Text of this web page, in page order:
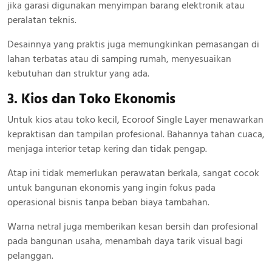
jika garasi digunakan menyimpan barang elektronik atau
peralatan teknis.
Desainnya yang praktis juga memungkinkan pemasangan di
lahan terbatas atau di samping rumah, menyesuaikan
kebutuhan dan struktur yang ada.
3. Kios dan Toko Ekonomis
Untuk kios atau toko kecil, Ecoroof Single Layer menawarkan
kepraktisan dan tampilan profesional. Bahannya tahan cuaca,
menjaga interior tetap kering dan tidak pengap.
Atap ini tidak memerlukan perawatan berkala, sangat cocok
untuk bangunan ekonomis yang ingin fokus pada
operasional bisnis tanpa beban biaya tambahan.
Warna netral juga memberikan kesan bersih dan profesional
pada bangunan usaha, menambah daya tarik visual bagi
pelanggan.